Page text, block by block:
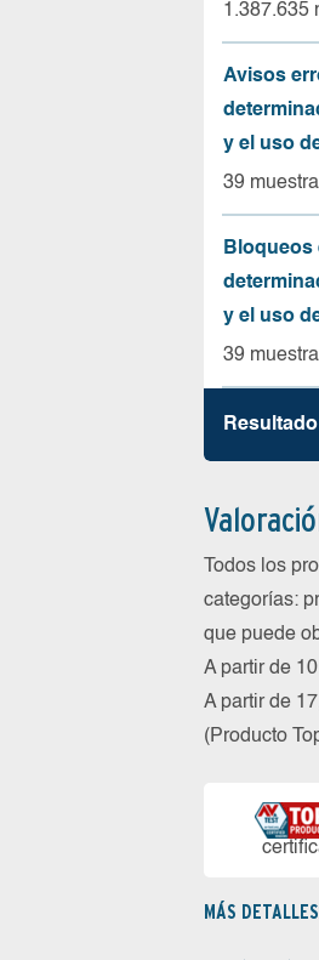
1.387.635
Avisos
y el uso
39
Bloqueos
y el uso
39
Todos los
categorías:
que puede
A partir de
A partir de
(Producto
MÁS DETALLES